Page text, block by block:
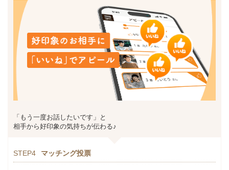
「もう一度お話したいです」と
相手から好印象の気持ちが伝わる♪
STEP4 マッチング投票